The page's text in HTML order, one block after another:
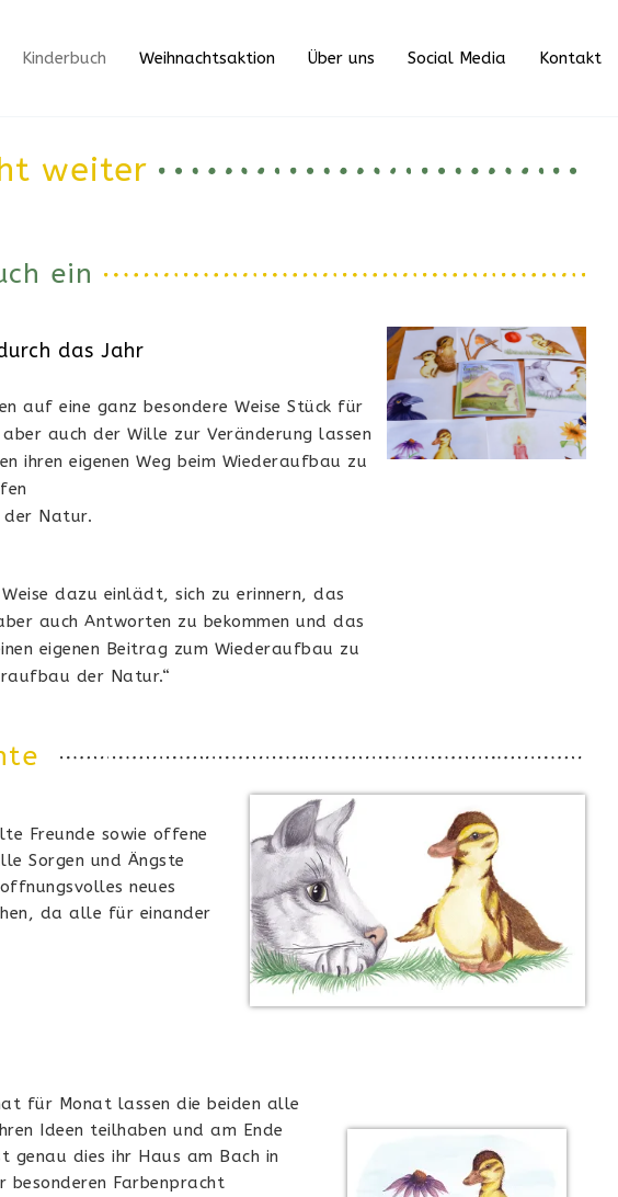
Kinderbuch Weihnachtsaktion Über uns Social Media Kontakt
weiter
ein
das Jahr
auf eine ganz besondere Weise Stück für
auch der Wille zur Veränderung lassen
ihren eigenen Weg beim Wiederaufbau zu
der Natur.
dazu einlädt, sich zu erinnern, das
auch Antworten zu bekommen und das
eigenen Beitrag zum Wiederaufbau zu
der Natur.“
Freunde sowie offene
Sorgen und Ängste
neues
da alle für einander
für Monat lassen die beiden alle
Ideen teilhaben und am Ende
genau dies ihr Haus am Bach in
besonderen Farbenpracht